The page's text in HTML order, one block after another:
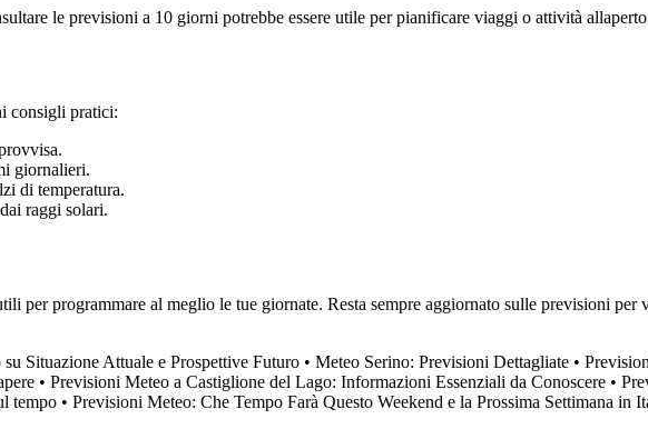
le previsioni a 10 giorni potrebbe essere utile per pianificare viaggi o attività
consigli pratici:
giornalieri.
di temperatura.
raggi solari.
per programmare al meglio le tue giornate. Resta sempre aggiornato sulle previsioni per
Situazione Attuale e Prospettive Futuro • Meteo Serino: Previsioni Dettagliate •
• Previsioni Meteo a Castiglione del Lago: Informazioni Essenziali da Conoscere •
tempo • Previsioni Meteo: Che Tempo Farà Questo Weekend e la Prossima Settimana in